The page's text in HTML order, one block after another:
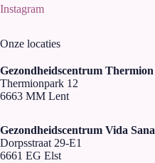
Instagram
Onze locaties
Gezondheidscentrum Thermion
Thermionpark 12
6663 MM Lent
Gezondheidscentrum Vida Sana
Dorpsstraat 29-E1
6661 EG Elst